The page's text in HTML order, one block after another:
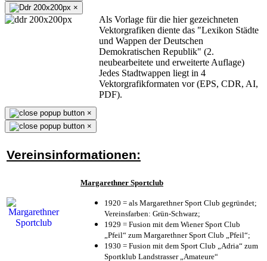
×
Als Vorlage für die hier gezeichneten
Vektorgrafiken diente das "Lexikon Städte
und Wappen der Deutschen
Demokratischen Republik" (2.
neubearbeitete und erweiterte Auflage)
Jedes Stadtwappen liegt in 4
Vektorgrafikformaten vor (EPS, CDR, AI,
PDF).
×
×
Vereinsinformationen:
Margarethner Sportclub
1920 = als Margarethner Sport Club gegründet;
Vereinsfarben: Grün-Schwarz;
1929 = Fusion mit dem Wiener Sport Club
„Pfeil“ zum Margarethner Sport Club „Pfeil“;
1930 = Fusion mit dem Sport Club „Adria“ zum
Sportklub Landstrasser „Amateure“